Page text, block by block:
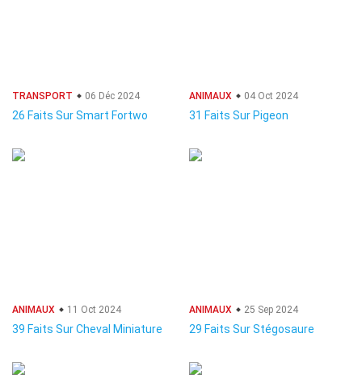
TRANSPORT 06 Déc 2024
26 Faits Sur Smart Fortwo
ANIMAUX 04 Oct 2024
31 Faits Sur Pigeon
ANIMAUX 11 Oct 2024
39 Faits Sur Cheval Miniature
ANIMAUX 25 Sep 2024
29 Faits Sur Stégosaure